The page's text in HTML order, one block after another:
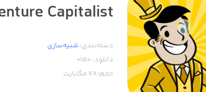
Capitalist
دسته‌بندی: شبیه‌سازی
دانلود: 150+
حجم:78 مگابایت